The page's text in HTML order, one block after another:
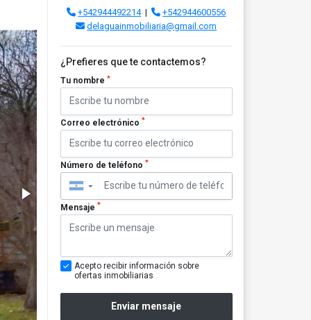
+542944492214|
+542944600556
delaguainmobiliaria@gmail.com
¿Prefieres que te contactemos?
Tu nombre *
Correo electrónico *
Número de teléfono *
▼
Mensaje *
Acepto recibir información sobre
ofertas inmobiliarias
Enviar mensaje